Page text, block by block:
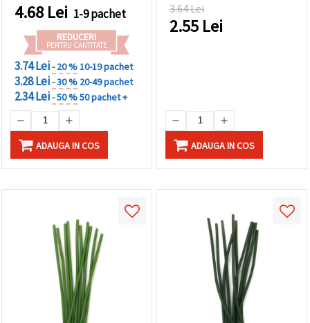
4.68 Lei 1-9 pachet
REDUCERI
PENTRU CANTITATE
3.74 Lei- 20 %10-19 pachet
3.28 Lei- 30 % 20-49 pachet
2.34 Lei- 50 %50 pachet +
ADAUGA IN COS
3.64 Lei
2.55 Lei
ADAUGA IN COS